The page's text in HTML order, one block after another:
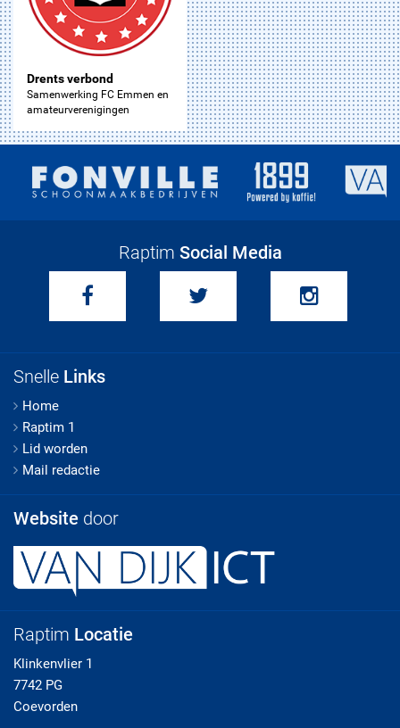
Drents verbond
Samenwerking FC Emmen en
amateurverenigingen
Raptim Social Media
Snelle Links
Home
Raptim 1
Lid worden
Mail redactie
Website door
Raptim Locatie
Klinkenvlier 1
7742 PG
Coevorden